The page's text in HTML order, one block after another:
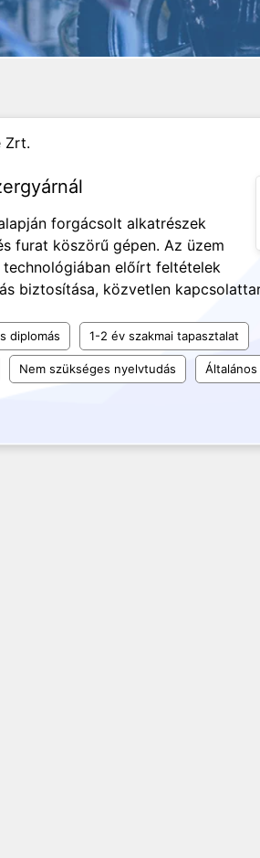
Zrt.
forgácsolt alkatrészek
furat köszörű gépen. Az üzem
előírt feltételek
biztosítása, közvetlen
diplomás 1-2 év szakmai tapasztalat
Nem szükséges nyelvtudás Általános